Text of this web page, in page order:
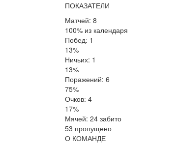
ПОКАЗАТЕЛИ
Матчей: 8
100% из календаря
Побед: 1
13%
Ничьих: 1
13%
Поражений: 6
75%
Очков: 4
17%
Мячей: 24 забито
53 пропущено
О КОМАНДЕ